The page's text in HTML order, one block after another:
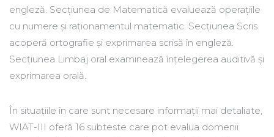
engleză. Secțiunea de Matematică evaluează operațiile
cu numere și raționamentul matematic. Secțiunea Scris
acoperă ortografie și exprimarea scrisă în engleză.
Secțiunea Limbaj oral examinează înțelegerea auditivă și
exprimarea orală.
În situațiile în care sunt necesare informații mai detaliate,
WIAT-III oferă 16 subteste care pot evalua domenii